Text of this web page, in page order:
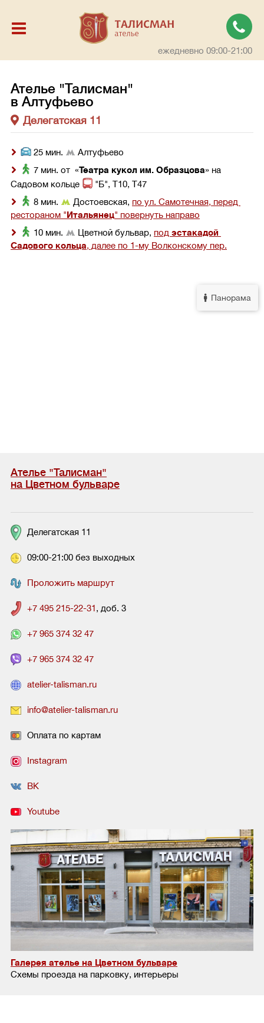
ежедневно 09:00-21:00
Ателье "Талисман"
в Алтуфьево
Делегатская 11
25 мин.
Алтуфьево
7 мин. от  «Театра кукол им. Образцова» на
Садовом кольце
"Б", Т10, Т47
8 мин.
Достоевская, по ул. Самотечная, перед
рестораном "Итальянец" повернуть направо
10 мин.
Цветной бульвар, под эстакадой
Садового кольца, далее по 1-му Волконскому пер.
Панорама
Ателье "Талисман"
на Цветном бульваре
Делегатская 11
09:00-21:00 без выходных
Проложить маршрут
+7 495 215-22-31, доб. 3
+7 965 374 32 47
+7 965 374 32 47
atelier-talisman.ru
info@atelier-talisman.ru
Оплата по картам
Instagram
ВК
Youtube
Галерея ателье на Цветном бульваре
Схемы проезда на парковку, интерьеры